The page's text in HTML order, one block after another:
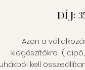
Díj:
Azon a
kiegészítőkre (
kell